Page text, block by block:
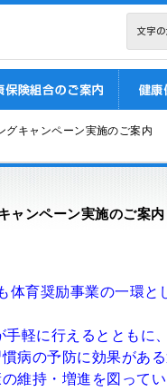
グキャンペーン実施のご案内
ャンペーン実施のご案内
体育奨励事業の一環
手軽に行えるととも
病の予防に効果があ
維持・増進を図って